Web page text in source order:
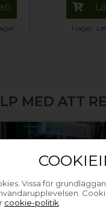
Vissa för
cookie-politik
I lager.
MED ATT